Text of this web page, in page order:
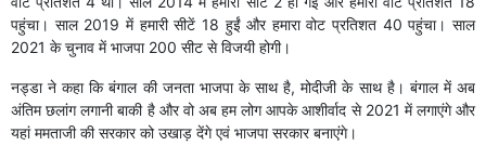
पहुंचा। साल 2019 में हमारी सीटें 18 हुईं और हमारा वोट प्रतिशत 40 पहुंचा। साल
2021 के चुनाव में भाजपा 200 सीट से विजयी होगी।
नड्डा ने कहा कि बंगाल की जनता भाजपा के साथ है, मोदीजी के साथ है। बंगाल में अब
अंतिम छलांग लगानी बाकी है और वो अब हम लोग आपके आशीर्वाद से 2021 में लगाएंगे और
यहां ममताजी की सरकार को उखाड़ देंगे एवं भाजपा सरकार बनाएंगे।